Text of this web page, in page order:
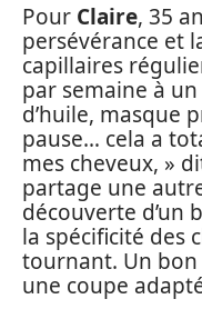
Pour Claire, 35
persévérance et
capillaires
par semaine à
d’huile, masque
pause… cela a
mes cheveux, »
partage une
découverte d’un
la spécificité des
tournant. Un
une coupe